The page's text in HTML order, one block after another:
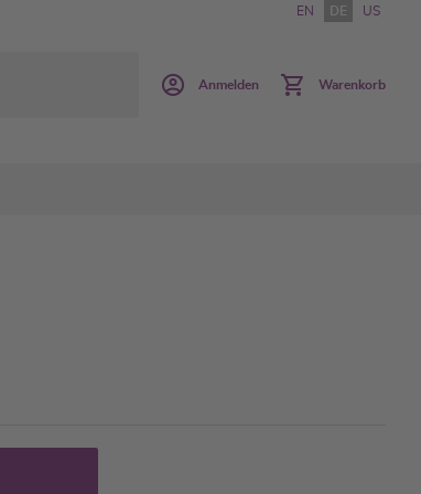
EN DE US
Anmelden Warenkorb